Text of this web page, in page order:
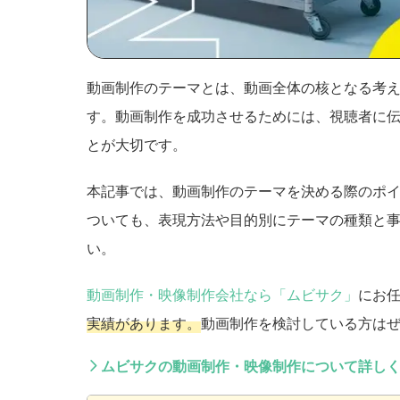
動画制作のテーマとは、動画全体の核となる考
す。動画制作を成功させるためには、視聴者に
とが大切です。
本記事では、動画制作のテーマを決める際のポ
ついても、表現方法や目的別にテーマの種類と
い。
動画制作・映像制作会社なら「ムビサク」 にお
実績があります。動画制作を検討している方は
ムビサクの動画制作・映像制作について詳し